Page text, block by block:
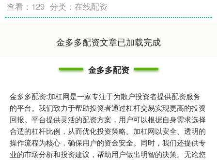
查看： 129 分类：在线配资
金多多配资文章已加载完成
金多多配资
金多多配资:加杠网是一家专注于为散户投资者提供配资服务
的平台。我们致力于帮助投资者通过杠杆交易实现更高的投资
回报。平台提供灵活的配资方案，用户可以根据自身需求选择
合适的杠杆比例，从而优化投资策略。加杠网以安全、透明的
操作流程为核心，确保用户的资金安全。同时，我们还提供专
业的市场分析和投资建议，帮助用户做出明智的决策。无论您